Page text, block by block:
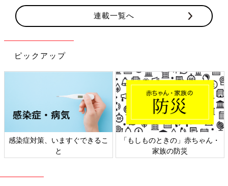
連載一覧へ
ピックアップ
感染症対策、いますぐできるこ
と
「もしものときの」赤ちゃん・
家族の防災